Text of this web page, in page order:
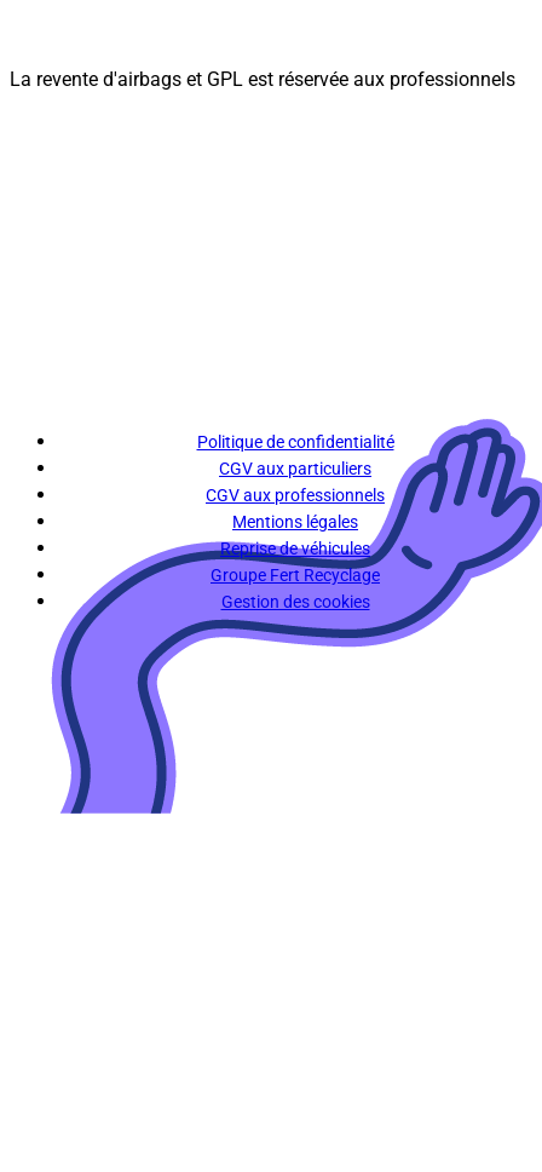
La revente d'airbags et GPL est réservée aux professionnels
Politique de confidentialité
CGV aux particuliers
CGV aux professionnels
Mentions légales
Reprise de véhicules
Groupe Fert Recyclage
Gestion des cookies